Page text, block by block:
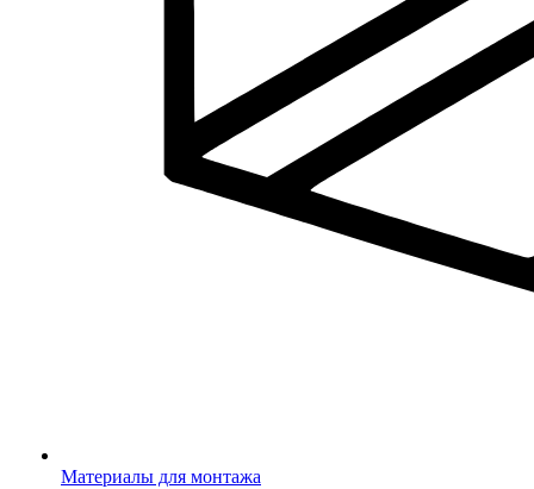
Материалы для монтажа